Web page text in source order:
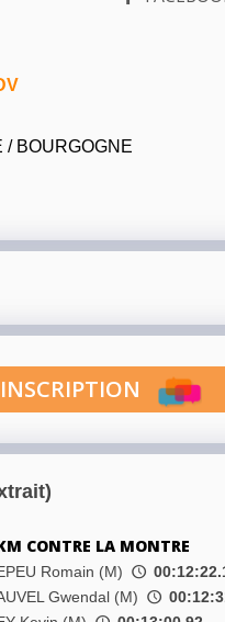
/ BOURGOGNE
INSCRIPTION
CONTRE LA MONTRE
Romain (M)
Gwendal (M)